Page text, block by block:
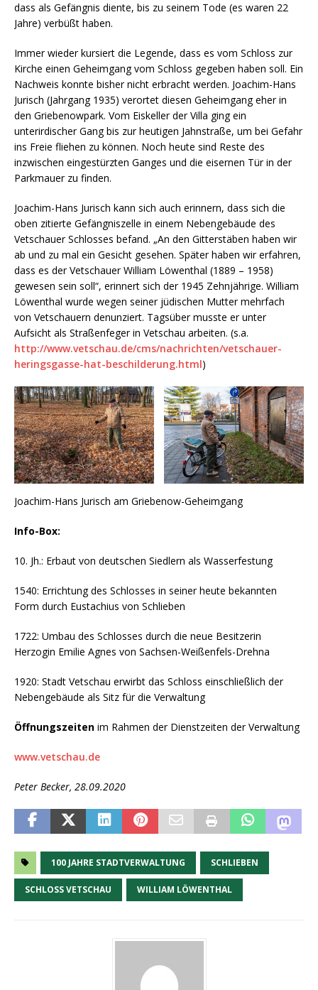
dass als Gefängnis diente, bis zu seinem Tode (es waren 22
Jahre) verbüßt haben.
Immer wieder kursiert die Legende, dass es vom Schloss zur
Kirche einen Geheimgang vom Schloss gegeben haben soll. Ein
Nachweis konnte bisher nicht erbracht werden. Joachim-Hans
Jurisch (Jahrgang 1935) verortet diesen Geheimgang eher in
den Griebenowpark. Vom Eiskeller der Villa ging ein
unterirdischer Gang bis zur heutigen Jahnstraße, um bei Gefahr
ins Freie fliehen zu können. Noch heute sind Reste des
inzwischen eingestürzten Ganges und die eisernen Tür in der
Parkmauer zu finden.
Joachim-Hans Jurisch kann sich auch erinnern, dass sich die
oben zitierte Gefängniszelle in einem Nebengebäude des
Vetschauer Schlosses befand. „An den Gitterstäben haben wir
ab und zu mal ein Gesicht gesehen. Später haben wir erfahren,
dass es der Vetschauer William Löwenthal (1889 – 1958)
gewesen sein soll“, erinnert sich der 1945 Zehnjährige. William
Löwenthal wurde wegen seiner jüdischen Mutter mehrfach
von Vetschauern denunziert. Tagsüber musste er unter
Aufsicht als Straßenfeger in Vetschau arbeiten. (s.a.
http://www.vetschau.de/cms/nachrichten/vetschauer-
heringsgasse-hat-beschilderung.html)
Joachim-Hans Jurisch am Griebenow-Geheimgang
Info-Box:
10. Jh.: Erbaut von deutschen Siedlern als Wasserfestung
1540: Errichtung des Schlosses in seiner heute bekannten
Form durch Eustachius von Schlieben
1722: Umbau des Schlosses durch die neue Besitzerin
Herzogin Emilie Agnes von Sachsen-Weißenfels-Drehna
1920: Stadt Vetschau erwirbt das Schloss einschließlich der
Nebengebäude als Sitz für die Verwaltung
Öffnungszeiten im Rahmen der Dienstzeiten der Verwaltung
www.vetschau.de
Peter Becker, 28.09.2020
100 JAHRE STADTVERWALTUNG SCHLIEBEN
SCHLOSS VETSCHAU WILLIAM LÖWENTHAL